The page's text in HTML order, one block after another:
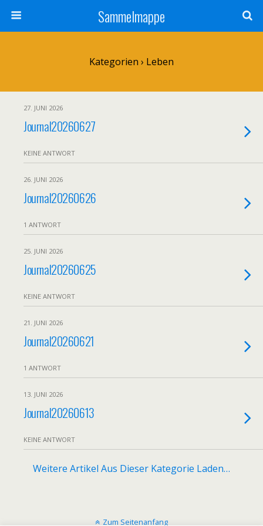
Sammelmappe
Kategorien › Leben
27. JUNI 2026
Journal20260627
KEINE ANTWORT
26. JUNI 2026
Journal20260626
1 ANTWORT
25. JUNI 2026
Journal20260625
KEINE ANTWORT
21. JUNI 2026
Journal20260621
1 ANTWORT
13. JUNI 2026
Journal20260613
KEINE ANTWORT
Weitere Artikel Aus Dieser Kategorie Laden…
Zum Seitenanfang